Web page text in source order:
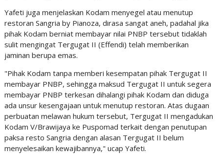
Yafeti juga menjelaskan Kodam menyegel atau menutup
restoran Sangria by Pianoza, dirasa sangat aneh, padahal jika
pihak Kodam berniat membayar nilai PNBP tersebut tidaklah
sulit mengingat Tergugat II (Effendi) telah memberikan
jaminan berupa emas.
"Pihak Kodam tanpa memberi kesempatan pihak Tergugat II
membayar PNBP, sehingga maksud Tergugat II untuk segera
membayar PNBP terkesan dihalangi pihak Kodam dan diduga
ada unsur kesengajaan untuk menutup restoran. Atas dugaan
perbuatan melawan hukum tersebut, Tergugat II mengadukan
Kodam V/Brawijaya ke Puspomad terkait dengan penutupan
paksa resto Sangria dengan alasan Tergugat II belum
menyelesaikan kewajibannya," ucap Yafeti.